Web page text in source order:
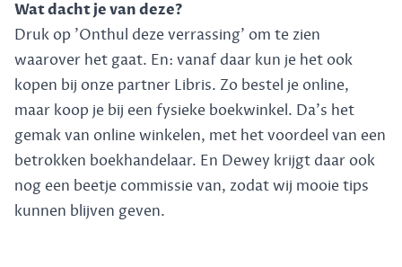
Wat dacht je van deze?
Druk op 'Onthul deze verrassing' om te zien
waarover het gaat. En: vanaf daar kun je het ook
kopen bij onze partner Libris. Zo bestel je online,
maar koop je bij een fysieke boekwinkel. Da's het
gemak van online winkelen, met het voordeel van een
betrokken boekhandelaar. En Dewey krijgt daar ook
nog een beetje commissie van, zodat wij mooie tips
kunnen blijven geven.